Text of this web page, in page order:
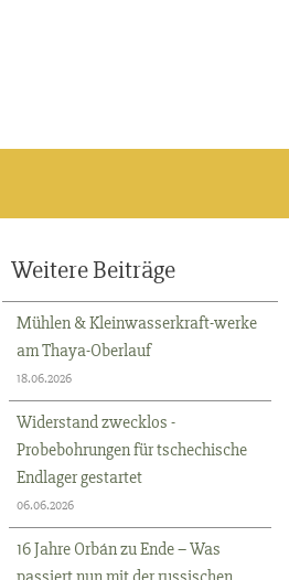
Weitere Beiträge
Mühlen & Kleinwasserkraft-werke
am Thaya-Oberlauf
18.06.2026
Widerstand zwecklos -
Probebohrungen für tschechische
Endlager gestartet
06.06.2026
16 Jahre Orbán zu Ende – Was